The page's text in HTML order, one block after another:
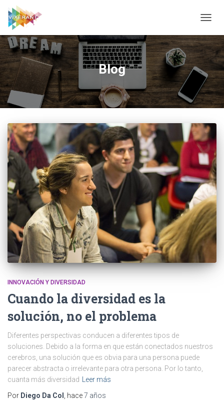
Blog
INNOVACIÓN Y DIVERSIDAD
Cuando la diversidad es la
solución, no el problema
Diferentes perspectivas conducen a diferentes tipos de
soluciones. Debido a la forma en que están conectados nuestros
cerebros, una solución que es obvia para una persona puede
parecer abstracta o irrelevante para otra persona. Por lo tanto,
cuanta más diversidad
Leer más
Por Diego Da Col , hace7 años